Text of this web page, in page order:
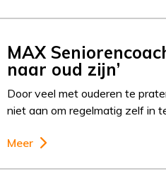
MAX
naar oud zijn’
Door veel met ouderen te
niet aan om regelmatig zelf in
Meer